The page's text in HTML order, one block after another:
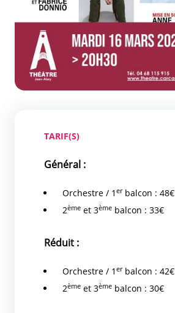
TARIF(S)
Général :
Orchestre / 1 erbalcon : 48€
2ème et 3ème balcon : 33€
Réduit :
Orchestre / 1 erbalcon : 42€
2ème et 3ème balcon : 30€